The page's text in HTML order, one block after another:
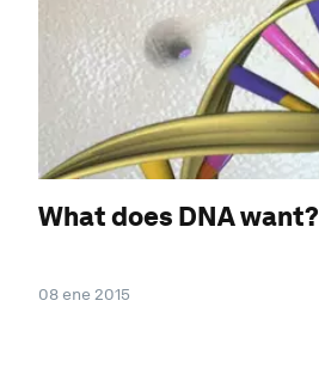
What does DNA want?
08 ene 2015